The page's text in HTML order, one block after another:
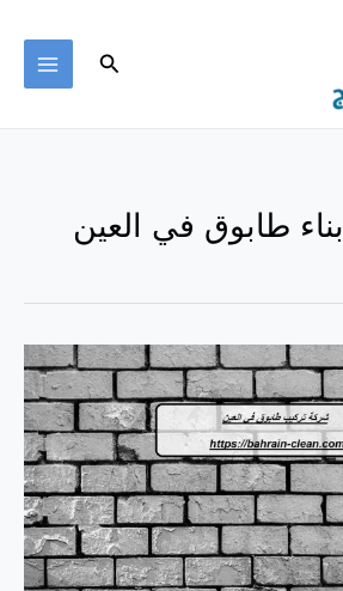
البحث
بناء طابوق في العين